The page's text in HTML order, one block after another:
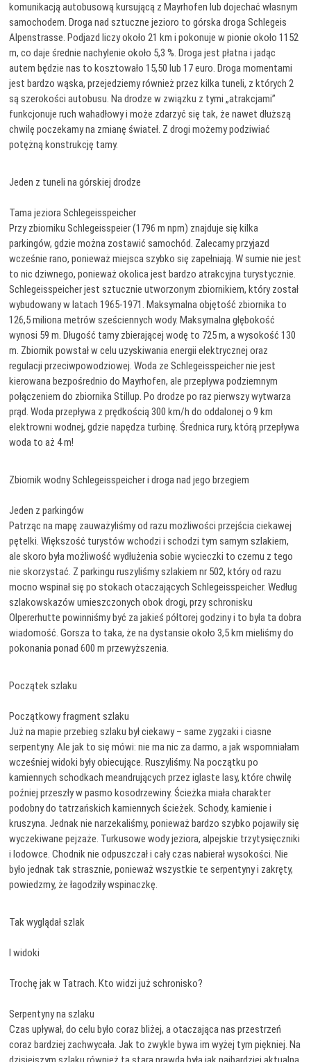
komunikacją autobusową kursującą z Mayrhofen lub dojechać własnym
samochodem. Droga nad sztuczne jezioro to górska droga Schlegeis
Alpenstrasse. Podjazd liczy około 21 km i pokonuje w pionie około 1152
m, co daje średnie nachylenie około 5,3 %. Droga jest płatna i jadąc
autem będzie nas to kosztowało 15,50 lub 17 euro. Droga momentami
jest bardzo wąska, przejedziemy również przez kilka tuneli, z których 2
są szerokości autobusu. Na drodze w związku z tymi „atrakcjami”
funkcjonuje ruch wahadłowy i może zdarzyć się tak, że nawet dłuższą
chwilę poczekamy na zmianę świateł. Z drogi możemy podziwiać
potężną konstrukcję tamy.
Jeden z tuneli na górskiej drodze
Tama jeziora Schlegeisspeicher
Przy zbiorniku Schlegeisspeier (1796 m npm) znajduje się kilka
parkingów, gdzie można zostawić samochód. Zalecamy przyjazd
wcześnie rano, ponieważ miejsca szybko się zapełniają. W sumie nie jest
to nic dziwnego, ponieważ okolica jest bardzo atrakcyjna turystycznie.
Schlegeisspeicher jest sztucznie utworzonym zbiornikiem, który został
wybudowany w latach 1965-1971. Maksymalna objętość zbiornika to
126,5 miliona metrów sześciennych wody. Maksymalna głębokość
wynosi 59 m. Długość tamy zbierającej wodę to 725 m, a wysokość 130
m. Zbiornik powstał w celu uzyskiwania energii elektrycznej oraz
regulacji przeciwpowodziowej. Woda ze Schlegeisspeicher nie jest
kierowana bezpośrednio do Mayrhofen, ale przepływa podziemnym
połączeniem do zbiornika Stillup. Po drodze po raz pierwszy wytwarza
prąd. Woda przepływa z prędkością 300 km/h do oddalonej o 9 km
elektrowni wodnej, gdzie napędza turbinę. Średnica rury, którą przepływa
woda to aż 4 m!
Zbiornik wodny Schlegeisspeicher i droga nad jego brzegiem
Jeden z parkingów
Patrząc na mapę zauważyliśmy od razu możliwości przejścia ciekawej
pętelki. Większość turystów wchodzi i schodzi tym samym szlakiem,
ale skoro była możliwość wydłużenia sobie wycieczki to czemu z tego
nie skorzystać. Z parkingu ruszyliśmy szlakiem nr 502, który od razu
mocno wspinał się po stokach otaczających Schlegeisspeicher. Według
szlakowskazów umieszczonych obok drogi, przy schronisku
Olpererhutte powinniśmy być za jakieś półtorej godziny i to była ta dobra
wiadomość. Gorsza to taka, że na dystansie około 3,5 km mieliśmy do
pokonania ponad 600 m przewyższenia.
Początek szlaku
Początkowy fragment szlaku
Już na mapie przebieg szlaku był ciekawy – same zygzaki i ciasne
serpentyny. Ale jak to się mówi: nie ma nic za darmo, a jak wspomniałam
wcześniej widoki były obiecujące. Ruszyliśmy. Na początku po
kamiennych schodkach meandrujących przez iglaste lasy, które chwilę
poźniej przeszły w pasmo kosodrzewiny. Ścieżka miała charakter
podobny do tatrzańskich kamiennych ścieżek. Schody, kamienie i
kruszyna. Jednak nie narzekaliśmy, ponieważ bardzo szybko pojawiły się
wyczekiwane pejzaże. Turkusowe wody jeziora, alpejskie trzytysięczniki
i lodowce. Chodnik nie odpuszczał i cały czas nabierał wysokości. Nie
było jednak tak strasznie, ponieważ wszystkie te serpentyny i zakręty,
powiedzmy, że łagodziły wspinaczkę.
Tak wyglądał szlak
I widoki
Trochę jak w Tatrach. Kto widzi już schronisko?
Serpentyny na szlaku
Czas upływał, do celu było coraz bliżej, a otaczająca nas przestrzeń
coraz bardziej zachwycała. Jak to zwykle bywa im wyżej tym piękniej. Na